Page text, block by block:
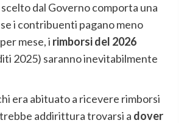
dal Governo comporta una
i contribuenti pagano meno
mese, i rimborsi del 2026
2025) saranno inevitabilmente
era abituato a ricevere rimborsi
addirittura trovarsi a dover